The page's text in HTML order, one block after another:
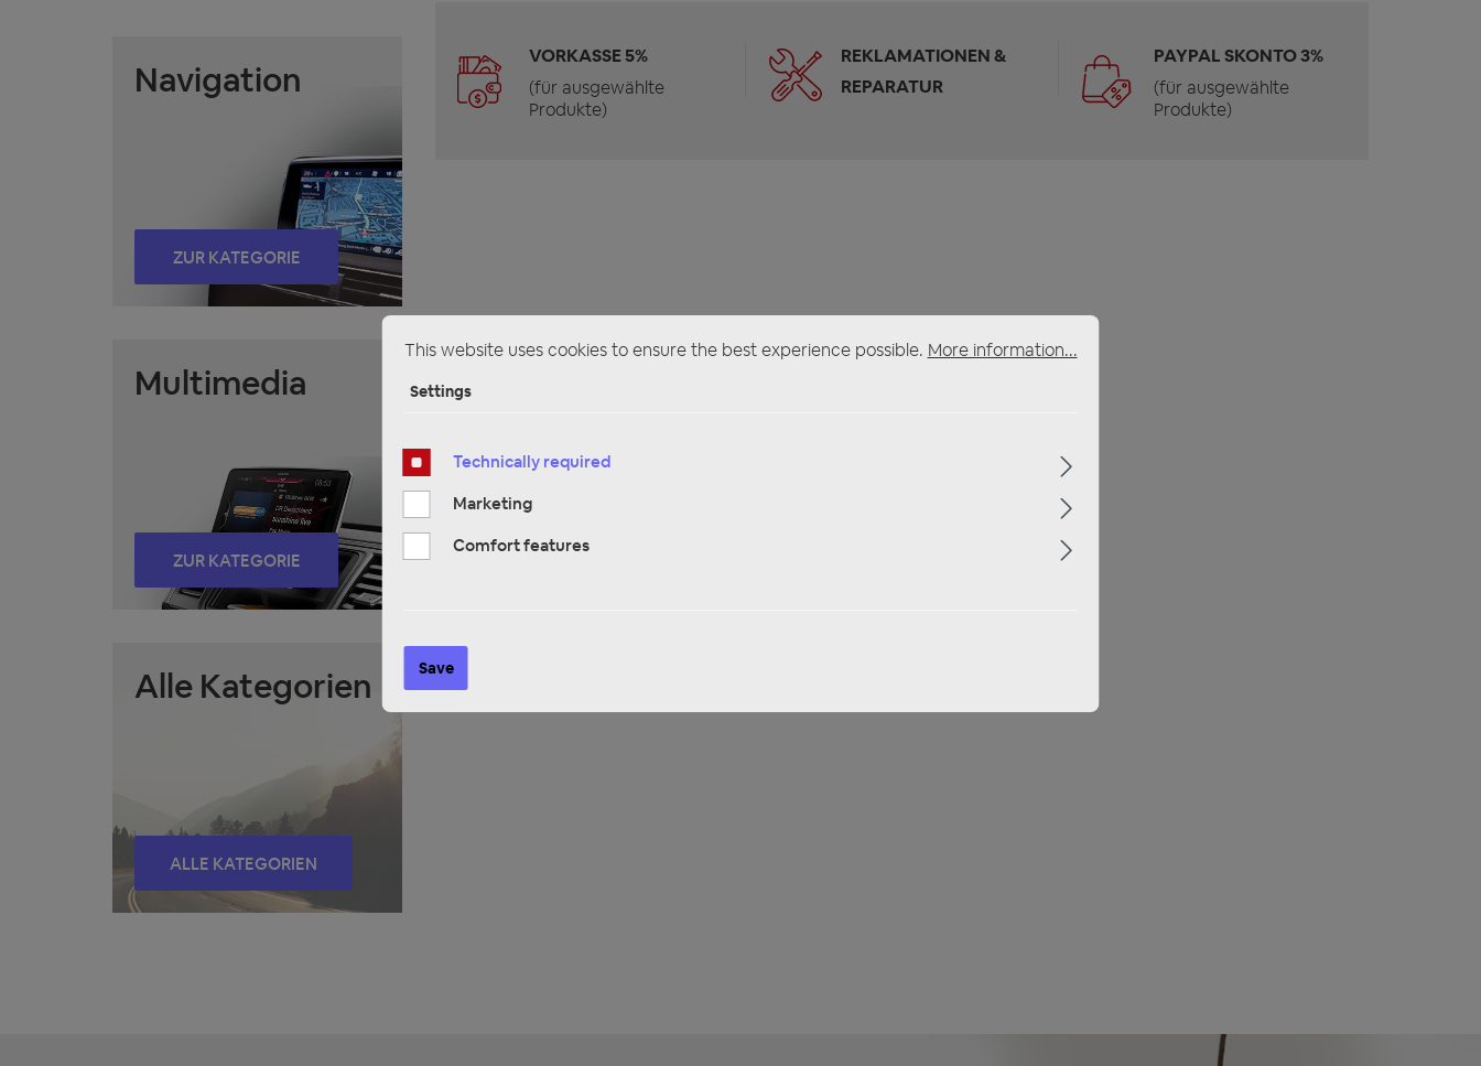
Navigation
ZUR KATEGORIE
Multimedia
ZUR KATEGORIE
Alle Kategorien
ALLE KATEGORIEN
VORKASSE 5%
(für ausgewählte
Produkte)
REKLAMATIONEN &
REPARATUR
PAYPAL SKONTO 3%
(für ausgewählte
Produkte)
This website uses cookies to ensure the best experience possible. More information...
Settings
Technically required
Marketing
Comfort features
Save